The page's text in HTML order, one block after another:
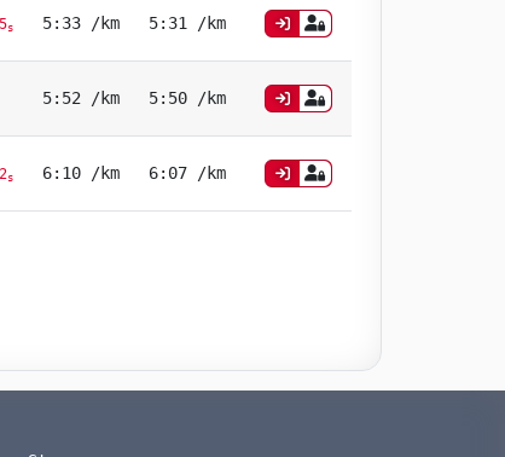
s 5:33 /km 5:31 /km
5:52 /km 5:50 /km
s 6:10 /km 6:07 /km